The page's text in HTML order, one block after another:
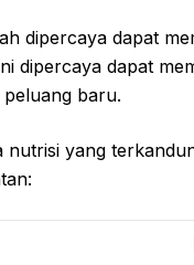
dipercaya dapat
dipercaya dapat
baru.
nutrisi yang